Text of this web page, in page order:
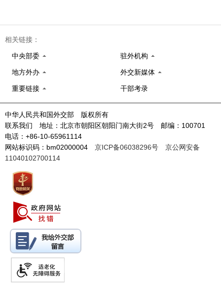
相关链接：
中央部委 驻外机构
地方外办 外交新媒体
重要链接 干部考录
中华人民共和国外交部 版权所有
联系我们 地址：北京市朝阳区朝阳门南大街2号 邮编：100701
电话：+86-10-65961114
网站标识码：bm02000004 京ICP备06038296号
京公网安备
11040102700114